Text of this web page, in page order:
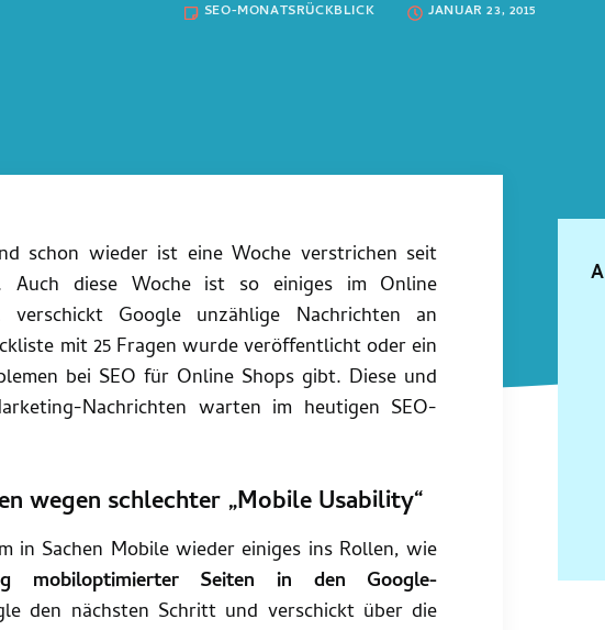
SEO-MONATSRÜCKBLICK JANUAR 23, 2015
schon wieder ist eine Woche verstrichen seit
Auch diese Woche ist so einiges im Online
Google unzählige Nachrichten an
mit 25 Fragen wurde veröffentlicht oder ein
bei SEO für Online Shops gibt. Diese und
Nachrichten warten im heutigen SEO-
wegen schlechter „Mobile Usability“
in Sachen Mobile wieder einiges ins Rollen, wie
mobiloptimierter Seiten in den Google-
den nächsten Schritt und verschickt über die